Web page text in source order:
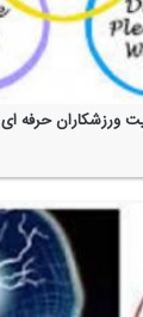
ورزشكاران حرفه ای